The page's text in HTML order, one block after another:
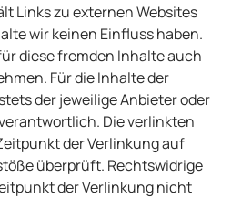
Links zu externen Websites
wir keinen Einfluss haben.
diese fremden Inhalte auch
Für die Inhalte der
der jeweilige Anbieter oder
Die verlinkten
der Verlinkung auf
überprüft. Rechtswidrige
der Verlinkung nicht